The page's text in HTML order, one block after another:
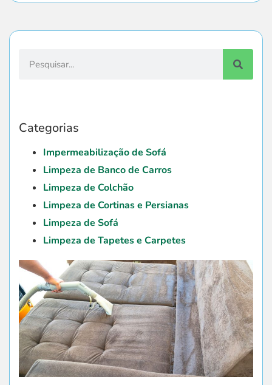
Categorias
Impermeabilização de Sofá
Limpeza de Banco de Carros
Limpeza de Colchão
Limpeza de Cortinas e Persianas
Limpeza de Sofá
Limpeza de Tapetes e Carpetes